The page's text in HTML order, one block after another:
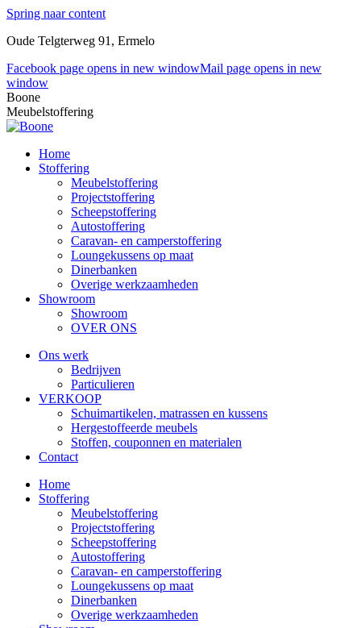
Spring naar content
Oude Telgterweg 91, Ermelo
Facebook page opens in new windowMail page opens in new
window
Boone
Meubelstoffering
Home
Stoffering
Meubelstoffering
Projectstoffering
Scheepstoffering
Autostoffering
Caravan- en camperstoffering
Loungekussens op maat
Dinerbanken
Overige werkzaamheden
Showroom
Showroom
OVER ONS
Ons werk
Bedrijven
Particulieren
VERKOOP
Schuimartikelen, matrassen en kussens
Hergestoffeerde meubels
Stoffen, couponnen en materialen
Contact
Home
Stoffering
Meubelstoffering
Projectstoffering
Scheepstoffering
Autostoffering
Caravan- en camperstoffering
Loungekussens op maat
Dinerbanken
Overige werkzaamheden